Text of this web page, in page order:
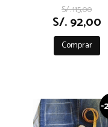
S/. 115,00
S/. 92,00
Comprar
-